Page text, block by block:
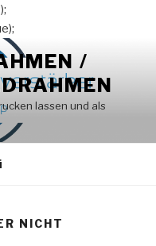
/
lassen und als
NICHT